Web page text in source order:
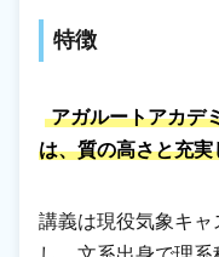
特徴
アガルートアカデ
は、質の高さと充
講義は現役気象キ